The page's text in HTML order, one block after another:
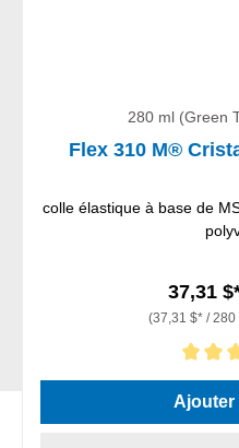
280 ml (Green
Flex 310 M®
colle élastique à base de
37,31
(37,31 $* /
Note moyenne de 5 sur 5
Ajouter